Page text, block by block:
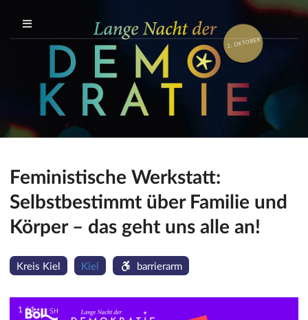
Feministische Werkstatt:
Selbstbestimmt über Familie und
Körper – das geht uns alle an!
Kreis Kiel Kiel barrierarm
1 / 1